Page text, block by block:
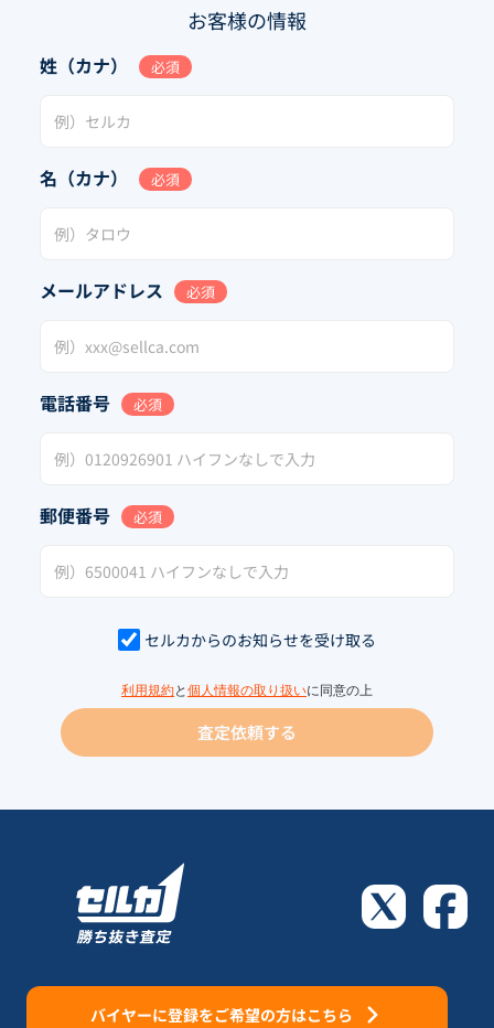
お客様の情報
姓（カナ） 必須
名（カナ） 必須
メールアドレス 必須
電話番号 必須
郵便番号 必須
セルカからのお知らせを受け取る
利用規約と 個人情報の取り扱いに同意の上
査定依頼する
バイヤーに登録をご希望の方はこちら